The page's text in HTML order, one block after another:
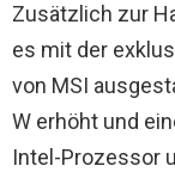
Zusätzlich zur
es mit der
von MSI
W erhöht und
Intel-Prozessor